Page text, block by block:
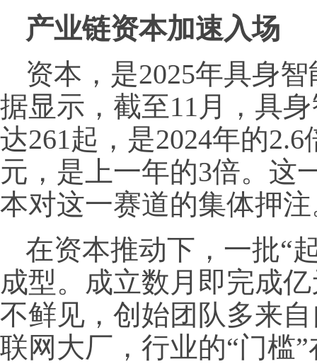
产业链资本加速入场
资本，是2025年具身
据显示，截至11月，具
达261起，是2024年的
元，是上一年的3倍。这
本对这一赛道的集体押
在资本推动下，一批“
成型。成立数月即完成
不鲜见，创始团队多来
联网大厂，行业的“门槛